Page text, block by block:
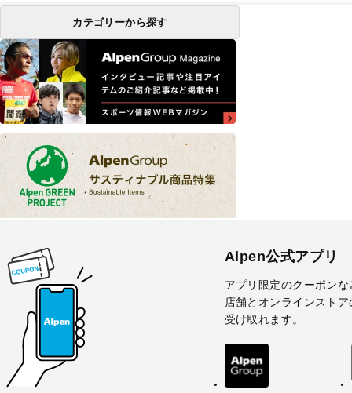
カテゴリーから探す
Alpen公式アプリ
アプリ限定のクーポンな
店舗とオンラインスト
受け取れます。